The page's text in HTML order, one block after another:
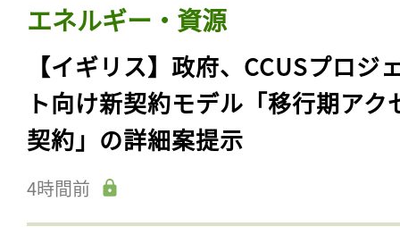
エネルギー・資源
【イギリス】政府、CCUSプロジ
ト向け新契約モデル「移行期アク
契約」の詳細案提示
4時間前